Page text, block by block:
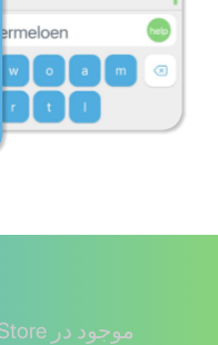
موجود در Apple Store یا Google Play